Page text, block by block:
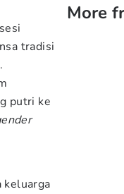
tradisi
putri ke
keluarga
More